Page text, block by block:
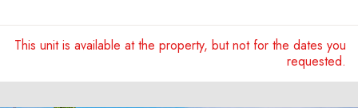
This unit is available at the property, but not for the dates you
requested.